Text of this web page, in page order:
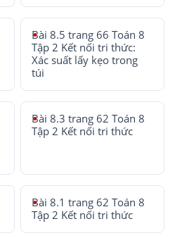
Bài 8.5 trang 66 Toán 8
Tập 2 Kết nối tri thức:
Xác suất lấy kẹo trong
túi
Bài 8.3 trang 62 Toán 8
Tập 2 Kết nối tri thức
Bài 8.1 trang 62 Toán 8
Tập 2 Kết nối tri thức